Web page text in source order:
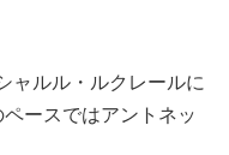
ャルル・ルクレールに
ースではアントネッ